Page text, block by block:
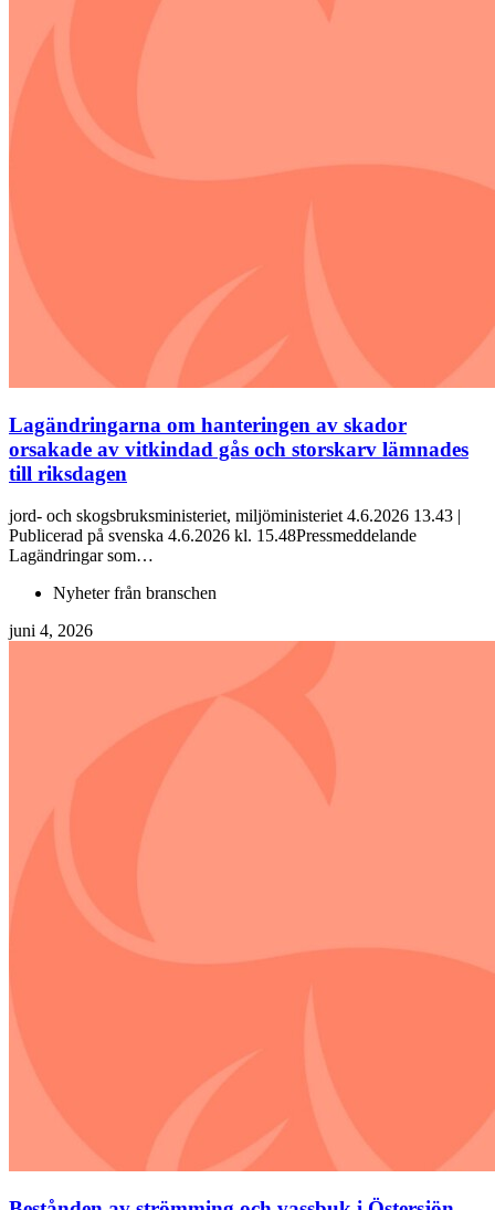
Lagändringarna om hanteringen av skador
orsakade av vitkindad gås och storskarv lämnades
till riksdagen
jord- och skogsbruksministeriet, miljöministeriet 4.6.2026 13.43 |
Publicerad på svenska 4.6.2026 kl. 15.48Pressmeddelande
Lagändringar som…
Nyheter från branschen
juni 4, 2026